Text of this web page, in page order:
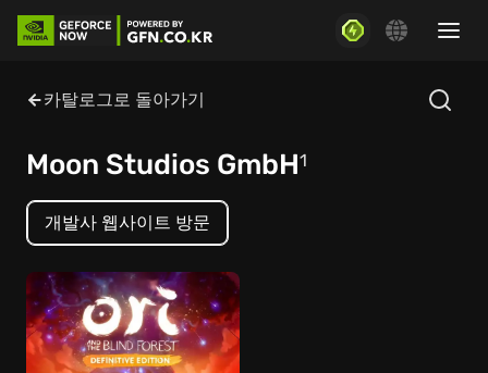
카탈로그로 돌아가기
Moon Studios GmbH1
개발사 웹사이트 방문